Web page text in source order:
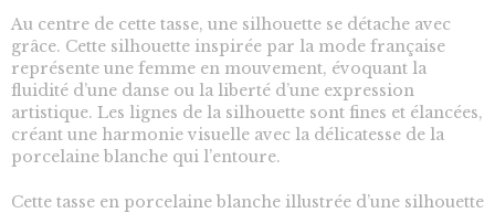
Au centre de cette tasse, une silhouette se détache avec
grâce. Cette silhouette inspirée par la mode française
représente une femme en mouvement, évoquant la
fluidité d’une danse ou la liberté d’une expression
artistique. Les lignes de la silhouette sont fines et élancées,
créant une harmonie visuelle avec la délicatesse de la
porcelaine blanche qui l’entoure.
Cette tasse en porcelaine blanche illustrée d’une silhouette